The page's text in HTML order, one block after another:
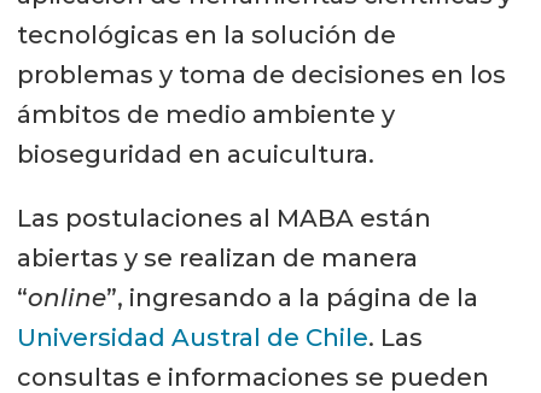
tecnológicas en la solución de
problemas y toma de decisiones en los
ámbitos de medio ambiente y
bioseguridad en acuicultura.
Las postulaciones al MABA están
abiertas y se realizan de manera
“online”, ingresando a la página de la
Universidad Austral de Chile. Las
consultas e informaciones se pueden